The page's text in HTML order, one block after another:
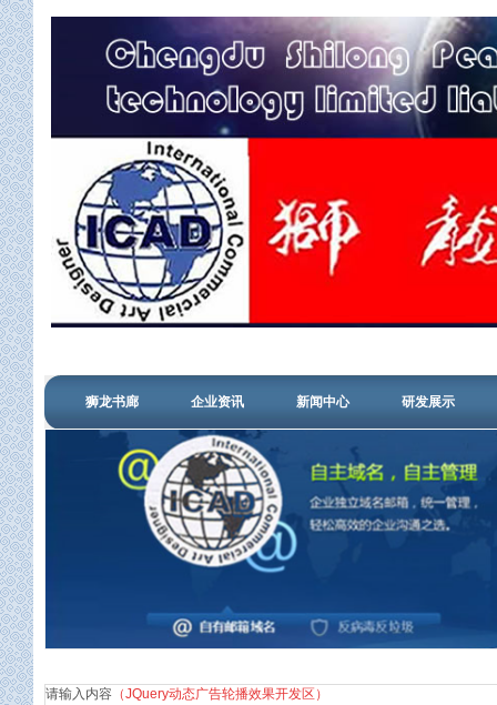
狮龙书廊 企业资讯 新闻中心 研发展示
管理登陆 信用查询
请输入内容 （JQuery动态广告轮播效果开发区）